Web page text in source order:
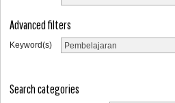
Advanced filters
Keyword(s)
Search categories